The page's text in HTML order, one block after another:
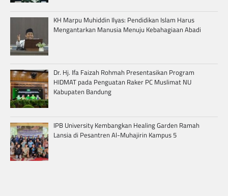
KH Marpu Muhiddin Ilyas: Pendidikan Islam Harus
Mengantarkan Manusia Menuju Kebahagiaan Abadi
Dr. Hj. Ifa Faizah Rohmah Presentasikan Program
HIDMAT pada Penguatan Raker PC Muslimat NU
Kabupaten Bandung
IPB University Kembangkan Healing Garden Ramah
Lansia di Pesantren Al-Muhajirin Kampus 5